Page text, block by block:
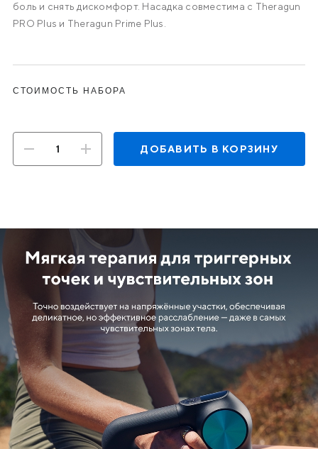
боль и снять дискомфорт. Насадка совместима с Theragun
PRO Plus и Theragun Prime Plus.
СТОИМОСТЬ НАБОРА
ДОБАВИТЬ В КОРЗИНУ